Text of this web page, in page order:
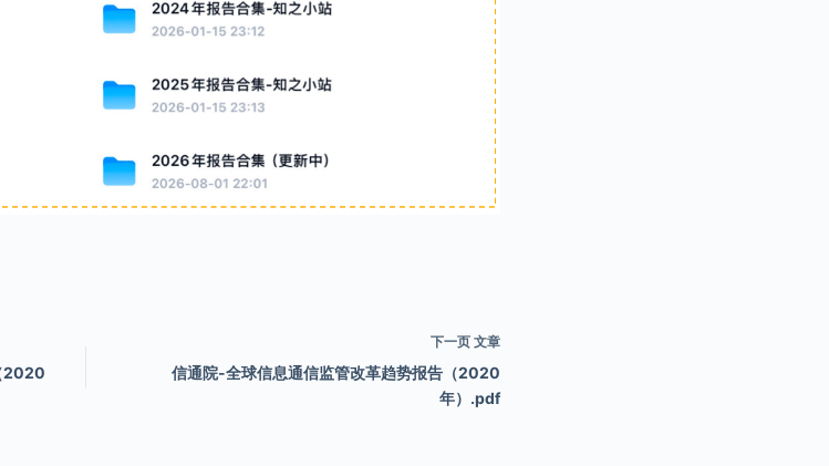
2020
下一页 文章
信通院-全球信息通信监管改革趋势报告（2020
年）.pdf